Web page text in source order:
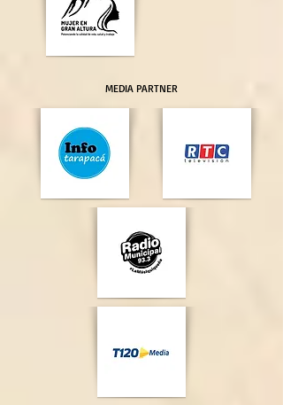
MEDIA PARTNER